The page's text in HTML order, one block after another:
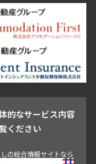
芝・浜松町
春日・小石川
王子
黒・中目黒
墨田区
中野区
川区
足立区
的なサービス内容
ください
の総合情報サイトなら